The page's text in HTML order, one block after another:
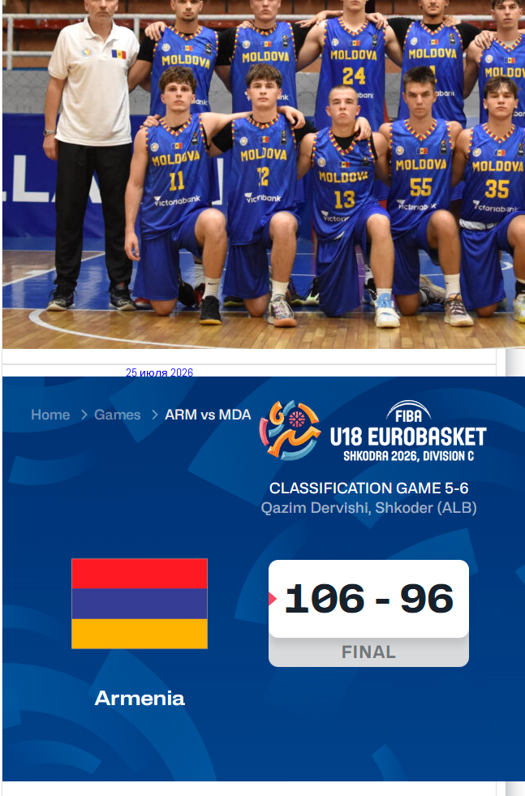
25 июля 2026
26.07.2026 Armenia vs Moldova FIBA U18 EuroBasket 2026,
Division C
КалендарьТаблица Выберите Обзор Статистика Матч сыгран 0
Читать далее